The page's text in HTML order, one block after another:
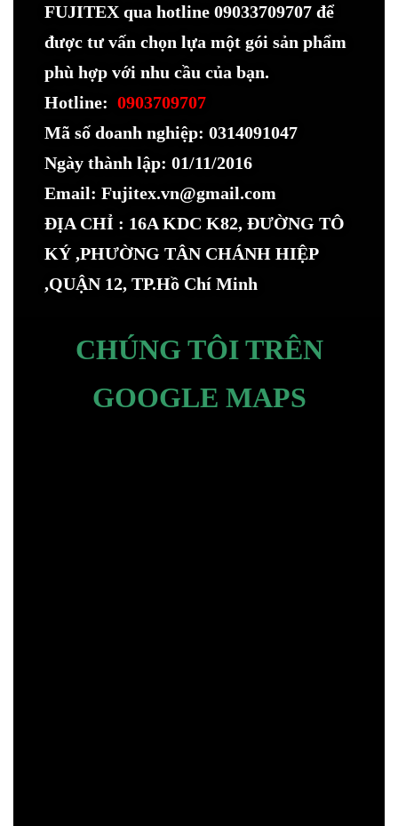
FUJITEX qua hotline 09033709707 để
được tư vấn chọn lựa một gói sản phẩm
phù hợp với nhu cầu của bạn.
Hotline: 0903709707
Mã số doanh nghiệp: 0314091047
Ngày thành lập: 01/11/2016
Email: Fujitex.vn@gmail.com
ĐỊA CHỈ : 16A KDC K82, ĐƯỜNG TÔ
KÝ ,PHƯỜNG TÂN CHÁNH HIỆP
,QUẬN 12, TP.Hồ Chí Minh
CHÚNG TÔI TRÊN
GOOGLE MAPS